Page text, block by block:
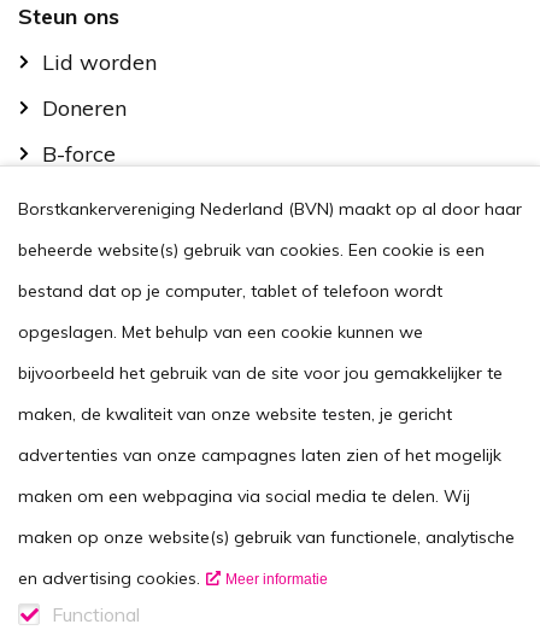
Footer
Steun ons
Lid worden
Doneren
B-force
Kom in actie
Handig
Stel je vraag
Agenda
Voor zorgverleners
This website in another language
Contactgegevens
Vacatures
Borstkankervereniging Nederland (BVN) maakt op al door haar
beheerde website(s) gebruik van cookies. Een cookie is een
bestand dat op je computer, tablet of telefoon wordt
opgeslagen. Met behulp van een cookie kunnen we
bijvoorbeeld het gebruik van de site voor jou gemakkelijker te
maken, de kwaliteit van onze website testen, je gericht
advertenties van onze campagnes laten zien of het mogelijk
maken om een webpagina via social media te delen. Wij
maken op onze website(s) gebruik van functionele, analytische
en advertising cookies.
Meer informatie
Functional